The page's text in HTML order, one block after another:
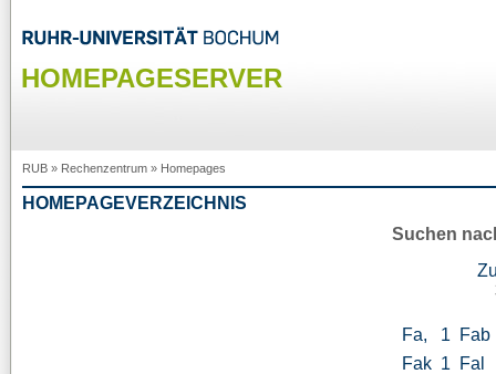
HOMEPAGESERVER
RUB » Rechenzentrum » Homepages
HOMEPAGEVERZEICHNIS
Suchen
Fa, 1
Fab
Fak 1
Fal